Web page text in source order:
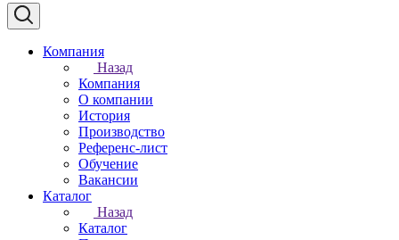
Компания
Назад
Компания
О компании
История
Производство
Референс-лист
Обучение
Вакансии
Каталог
Назад
Каталог